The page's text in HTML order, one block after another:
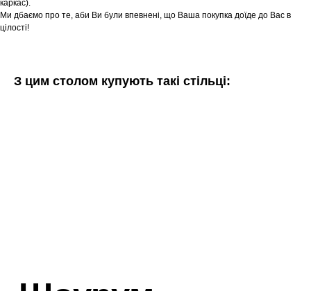
каркас).
Ми дбаємо про те, аби Ви були впевнені, що Ваша покупка доїде до Вас в
цілості!
З цим столом купують такі стільці: